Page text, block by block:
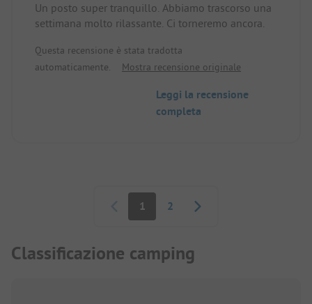
Un posto super tranquillo. Abbiamo trascorso una
settimana molto rilassante. Ci torneremo ancora.
Questa recensione è stata tradotta
automaticamente.
Mostra recensione originale
Leggi la recensione
completa
Paginazione
1 2
Classificazione camping